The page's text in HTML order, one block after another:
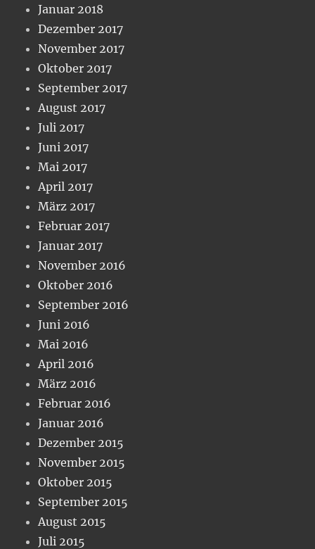
Januar 2018
Dezember 2017
November 2017
Oktober 2017
September 2017
August 2017
Juli 2017
Juni 2017
Mai 2017
April 2017
März 2017
Februar 2017
Januar 2017
November 2016
Oktober 2016
September 2016
Juni 2016
Mai 2016
April 2016
März 2016
Februar 2016
Januar 2016
Dezember 2015
November 2015
Oktober 2015
September 2015
August 2015
Juli 2015